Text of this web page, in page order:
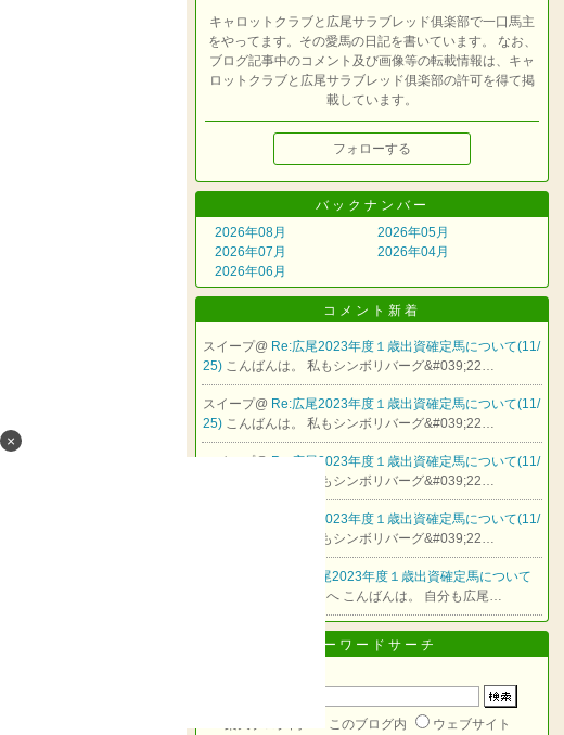
×
キャロットクラブと広尾サラブレッド俱楽部で一口馬主
をやってます。その愛馬の日記を書いています。 なお、
ブログ記事中のコメント及び画像等の転載情報は、キャ
ロットクラブと広尾サラブレッド俱楽部の許可を得て掲
載しています。
フォローする
バックナンバー
2026年08月
2026年07月
2026年06月
2026年05月
2026年04月
コメント新着
スイープ@ Re:広尾2023年度１歳出資確定馬について(11/
25) こんばんは。 私もシンボリバーグ&#039;22…
スイープ@ Re:広尾2023年度１歳出資確定馬について(11/
25) こんばんは。 私もシンボリバーグ&#039;22…
スイープ@ Re:広尾2023年度１歳出資確定馬について(11/
こんばんは。 私もシンボリバーグ&#039;22…
Re:広尾2023年度１歳出資確定馬について(11/
こんばんは。 私もシンボリバーグ&#039;22…
Re[1]:広尾2023年度１歳出資確定馬について
スイープさんへ こんばんは。 自分も広尾…
キーワードサーチ
このブログ内 ウェブサイト